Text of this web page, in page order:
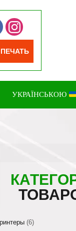
УКРАЇНСЬКОЮ
(6)